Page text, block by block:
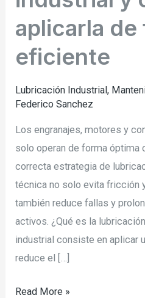
aplicarla de
eficiente
Lubricación Industrial,
Federico Sanchez
Los engranajes, motores y
solo operan de forma óptima
correcta estrategia de
técnica no solo evita fricción
también reduce fallas y
activos. ¿Qué es la
industrial consiste en aplicar
reduce el […]
Read More »